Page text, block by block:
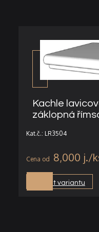
Kachle
záklopná
Kat.č.: LR3504
8,000 j.
Vybrat variantu